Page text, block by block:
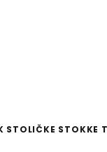
STOLIČKE STOKKE